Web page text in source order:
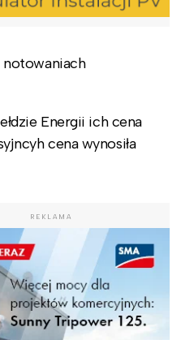
notowaniach
Energii ich cena
cena wynosiła
REKLAMA